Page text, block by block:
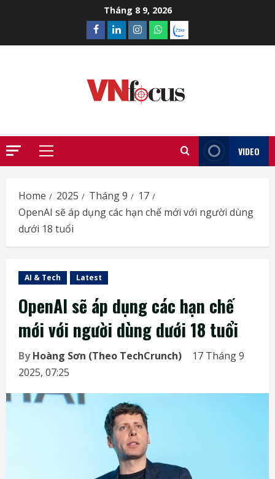
Tháng 8 9, 2026
Facebook
LinkedinInstagram
What’sapp
Zalo
Primary
VIDEO
Home 2025 Tháng 9
17
OpenAI sẽ áp dụng các hạn chế mới với người dùng
dưới 18 tuổi
AI & Tech Latest
OpenAI sẽ áp dụng các hạn chế
mới với người dùng dưới 18 tuổi
ByHoàng Sơn (Theo TechCrunch)
17 Tháng 9
2025, 07:25